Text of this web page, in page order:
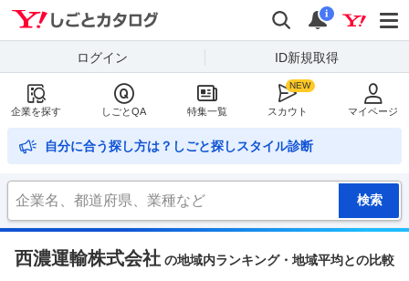
検索
通知
i
ログイン ID新規取得
企業を探す しごとQA 特集一覧 スカウト マイページ
自分に合う探し方は？しごと探しスタイル診断
西濃運輸株式会社 の地域内ランキング・地域平均との比較